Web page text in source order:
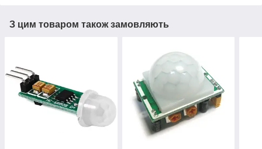
З цим товаром також замовляють